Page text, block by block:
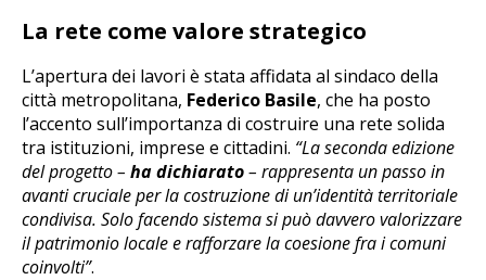
La rete come valore strategico
L’apertura dei lavori è stata affidata al sindaco della
città metropolitana, Federico Basile, che ha posto
l’accento sull’importanza di costruire una rete solida
tra istituzioni, imprese e cittadini. “La seconda edizione
del progetto – ha dichiarato– rappresenta un passo in
avanti cruciale per la costruzione di un’identità territoriale
condivisa. Solo facendo sistema si può davvero valorizzare
il patrimonio locale e rafforzare la coesione fra i comuni
coinvolti”.